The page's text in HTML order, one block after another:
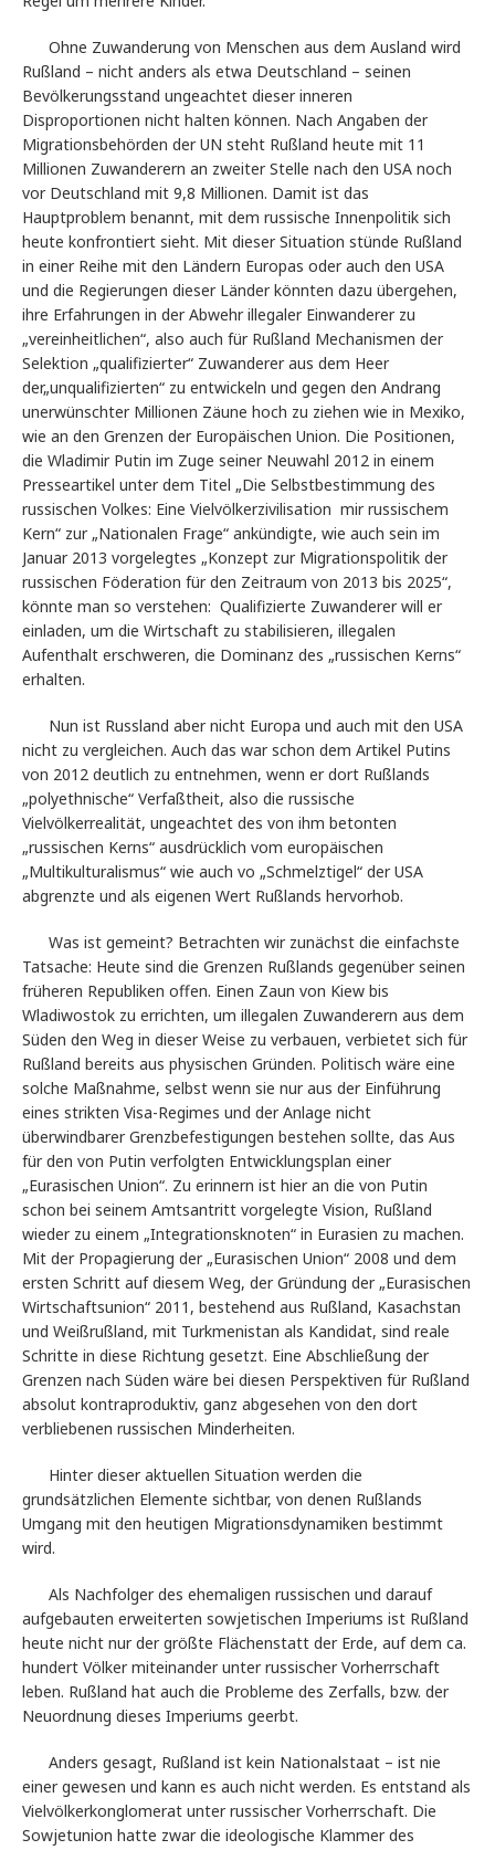
Ohne Zuwanderung von Menschen aus dem Ausland wird
Rußland – nicht anders als etwa Deutschland – seinen
Bevölkerungsstand ungeachtet dieser inneren
Disproportionen nicht halten können. Nach Angaben der
Migrationsbehörden der UN steht Rußland heute mit 11
Millionen Zuwanderern an zweiter Stelle nach den USA noch
vor Deutschland mit 9,8 Millionen. Damit ist das
Hauptproblem benannt, mit dem russische Innenpolitik sich
heute konfrontiert sieht. Mit dieser Situation stünde Rußland
in einer Reihe mit den Ländern Europas oder auch den USA
und die Regierungen dieser Länder könnten dazu übergehen,
ihre Erfahrungen in der Abwehr illegaler Einwanderer zu
„vereinheitlichen“, also auch für Rußland Mechanismen der
Selektion „qualifizierter“ Zuwanderer aus dem Heer
der„unqualifizierten“ zu entwickeln und gegen den Andrang
unerwünschter Millionen Zäune hoch zu ziehen wie in Mexiko,
wie an den Grenzen der Europäischen Union. Die Positionen,
die Wladimir Putin im Zuge seiner Neuwahl 2012 in einem
Presseartikel unter dem Titel „Die Selbstbestimmung des
russischen Volkes: Eine Vielvölkerzivilisation mir russischem
Kern“ zur „Nationalen Frage“ ankündigte, wie auch sein im
Januar 2013 vorgelegtes „Konzept zur Migrationspolitik der
russischen Föderation für den Zeitraum von 2013 bis 2025“,
könnte man so verstehen: Qualifizierte Zuwanderer will er
einladen, um die Wirtschaft zu stabilisieren, illegalen
Aufenthalt erschweren, die Dominanz des „russischen Kerns“
erhalten.
Nun ist Russland aber nicht Europa und auch mit den USA
nicht zu vergleichen. Auch das war schon dem Artikel Putins
von 2012 deutlich zu entnehmen, wenn er dort Rußlands
„polyethnische“ Verfaßtheit, also die russische
Vielvölkerrealität, ungeachtet des von ihm betonten
„russischen Kerns“ ausdrücklich vom europäischen
„Multikulturalismus“ wie auch vo „Schmelztigel“ der USA
abgrenzte und als eigenen Wert Rußlands hervorhob.
Was ist gemeint? Betrachten wir zunächst die einfachste
Tatsache: Heute sind die Grenzen Rußlands gegenüber seinen
früheren Republiken offen. Einen Zaun von Kiew bis
Wladiwostok zu errichten, um illegalen Zuwanderern aus dem
Süden den Weg in dieser Weise zu verbauen, verbietet sich für
Rußland bereits aus physischen Gründen. Politisch wäre eine
solche Maßnahme, selbst wenn sie nur aus der Einführung
eines strikten Visa-Regimes und der Anlage nicht
überwindbarer Grenzbefestigungen bestehen sollte, das Aus
für den von Putin verfolgten Entwicklungsplan einer
„Eurasischen Union“. Zu erinnern ist hier an die von Putin
schon bei seinem Amtsantritt vorgelegte Vision, Rußland
wieder zu einem „Integrationsknoten“ in Eurasien zu machen.
Mit der Propagierung der „Eurasischen Union“ 2008 und dem
ersten Schritt auf diesem Weg, der Gründung der „Eurasischen
Wirtschaftsunion“ 2011, bestehend aus Rußland, Kasachstan
und Weißrußland, mit Turkmenistan als Kandidat, sind reale
Schritte in diese Richtung gesetzt. Eine Abschließung der
Grenzen nach Süden wäre bei diesen Perspektiven für Rußland
absolut kontraproduktiv, ganz abgesehen von den dort
verbliebenen russischen Minderheiten.
Hinter dieser aktuellen Situation werden die
grundsätzlichen Elemente sichtbar, von denen Rußlands
Umgang mit den heutigen Migrationsdynamiken bestimmt
wird.
Als Nachfolger des ehemaligen russischen und darauf
aufgebauten erweiterten sowjetischen Imperiums ist Rußland
heute nicht nur der größte Flächenstatt der Erde, auf dem ca.
hundert Völker miteinander unter russischer Vorherrschaft
leben. Rußland hat auch die Probleme des Zerfalls, bzw. der
Neuordnung dieses Imperiums geerbt.
Anders gesagt, Rußland ist kein Nationalstaat – ist nie
einer gewesen und kann es auch nicht werden. Es entstand als
Vielvölkerkonglomerat unter russischer Vorherrschaft. Die
Sowjetunion hatte zwar die ideologische Klammer des